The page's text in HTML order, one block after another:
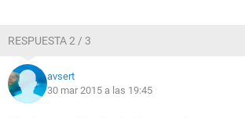
RESPUESTA 2 / 3
avsert
30 mar 2015 a las 19:45